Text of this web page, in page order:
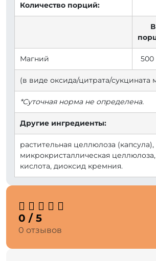
Количество порций:
В
Магний 500
(в виде оксида/цитрата/сукцината
*Суточная норма не определена.
Другие ингредиенты:
растительная целлюлоза (капсула),
микрокристаллическая
кислота, диоксид кремния.
0 / 5
0 отзывов